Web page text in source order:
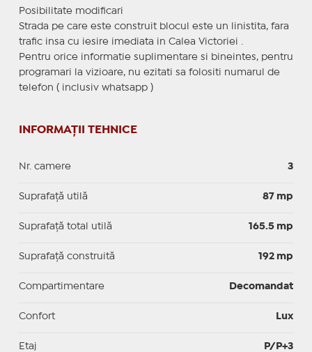
Posibilitate modificari
Strada pe care este construit blocul este un linistita, fara
trafic insa cu iesire imediata in Calea Victoriei .
Pentru orice informatie suplimentare si bineintes, pentru
programari la vizioare, nu ezitati sa folositi numarul de
telefon ( inclusiv whatsapp )
INFORMAȚII TEHNICE
Nr. camere 3
Suprafaţă utilă 87 mp
Suprafaţă total utilă 165.5 mp
Suprafaţă construită 192 mp
Compartimentare Decomandat
Confort Lux
Etaj P/P+3